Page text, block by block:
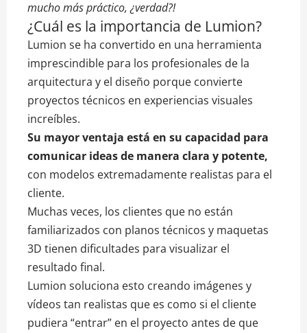
mucho más práctico, ¿verdad?!
¿Cuál es la importancia de Lumion?
Lumion se ha convertido en una herramienta
imprescindible para los profesionales de la
arquitectura y el diseño porque convierte
proyectos técnicos en experiencias visuales
increíbles.
Su mayor ventaja está en su capacidad para
comunicar ideas de manera clara y potente,
con modelos extremadamente realistas para el
cliente.
Muchas veces, los clientes que no están
familiarizados con planos técnicos y maquetas
3D tienen dificultades para visualizar el
resultado final.
Lumion soluciona esto creando imágenes y
vídeos tan realistas que es como si el cliente
pudiera “entrar” en el proyecto antes de que